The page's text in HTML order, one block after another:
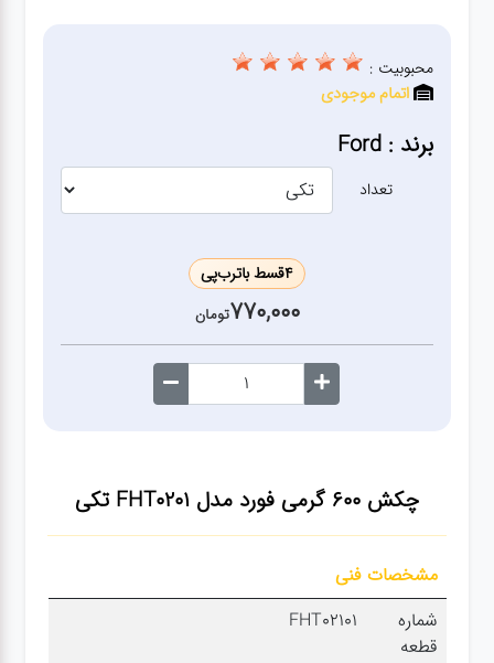
ژنراتور
ابزار
تیغه و
صفحه
صفحه
سنباده
چکش 600 گرمی فورد مدل FHT0201 تکی
مشخصات فنی
شماره
قطعه
FHT02101
محبوبیت :
اتمام موجودی
برند : Ford
تعداد
4قسط باترب‌پی
770,000تومان